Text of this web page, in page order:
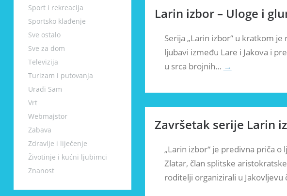
Sport i rekreacija
Sportsko klađenje
Sve ostalo
Sve za dom
Televizija
Turizam i putovanja
Uradi Sam
Vrt
Webmajstor
Zabava
Zdravlje i liječenje
Životinje i kućni ljubimci
Znanost
Larin izbor – Uloge i
Serija „Larin izbor“ u kratkom
ljubavi između Lare i Jakova i
u srca brojnih… →
Završetak serije Larin
„Larin izbor“ je predivna priča o
Zlatar, član splitske
roditelji organizirali u Jakovljevu